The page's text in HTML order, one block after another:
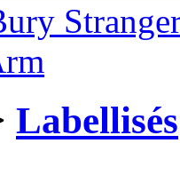
Labellisés